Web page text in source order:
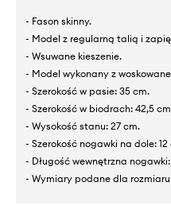
- Fason skinny.
- Model z regularną talią i
- Wsuwane kieszenie.
- Model wykonany z
- Szerokość w pasie: 35 cm.
- Szerokość w biodrach: 42,5
- Wysokość stanu: 27 cm.
- Szerokość nogawki na dole: 12
- Długość wewnętrzna nogawki:
- Wymiary podane dla